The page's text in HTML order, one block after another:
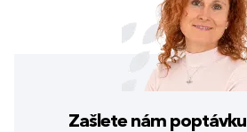
Zašlete nám poptávku